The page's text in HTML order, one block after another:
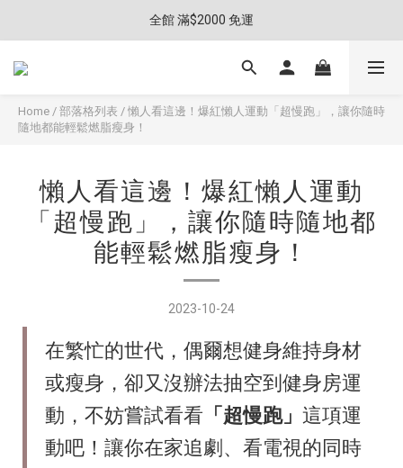
全館 滿$2000 免運
Home / 部落格列表 / 懶人看這邊！爆紅懶人運動「超慢跑」，讓你隨時
隨地都能輕鬆燃脂瘦身！
懶人看這邊！爆紅懶人運動
「超慢跑」，讓你隨時隨地都
能輕鬆燃脂瘦身！
2023-10-24
在繁忙的世代，偶爾想健身維持身材
或瘦身，卻又沒辦法抽空到健身房運
動，不妨嘗試看看 「超慢跑」 這項運
動吧！讓你在家追劇、看電視的同時